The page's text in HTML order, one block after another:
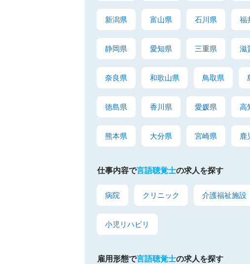
新潟県 富山県 石川県 福
静岡県 愛知県 三重県 滋
奈良県 和歌山県 鳥取県
徳島県 香川県 愛媛県 高
熊本県 大分県 宮崎県 鹿
仕事内容で言語聴覚士の求人を探す
病院 クリニック 介護福祉施設
小児リハビリ
雇用形態で言語聴覚士の求人を探す